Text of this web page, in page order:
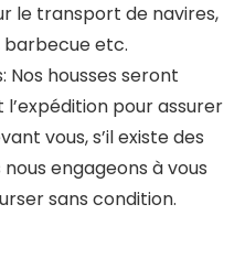
le transport de navires,
barbecue etc.
Nos housses seront
pour assurer
vous, s’il existe des
engageons à vous
sans condition.